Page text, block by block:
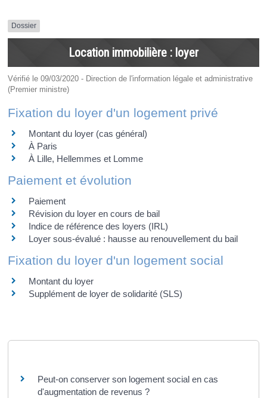
Dossier
Location immobilière : loyer
Vérifié le 09/03/2020 - Direction de l'information légale et administrative
(Premier ministre)
Fixation du loyer d'un logement privé
Montant du loyer (cas général)
À Paris
À Lille, Hellemmes et Lomme
Paiement et évolution
Paiement
Révision du loyer en cours de bail
Indice de référence des loyers (IRL)
Loyer sous-évalué : hausse au renouvellement du bail
Fixation du loyer d'un logement social
Montant du loyer
Supplément de loyer de solidarité (SLS)
Peut-on conserver son logement social en cas
d'augmentation de revenus ?